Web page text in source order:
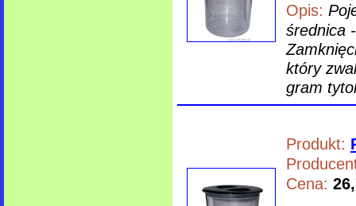
Opis:
średnica
który
gram
Produkt:
Cena: